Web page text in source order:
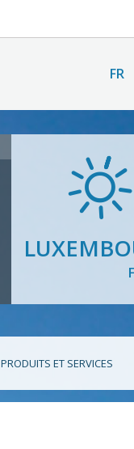
FR
PRODUITS ET SERVICES